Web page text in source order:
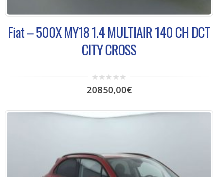
Fiat – 500X MY18 1.4 MULTIAIR 140 CH DCT
CITY CROSS
0
out
20850,00€